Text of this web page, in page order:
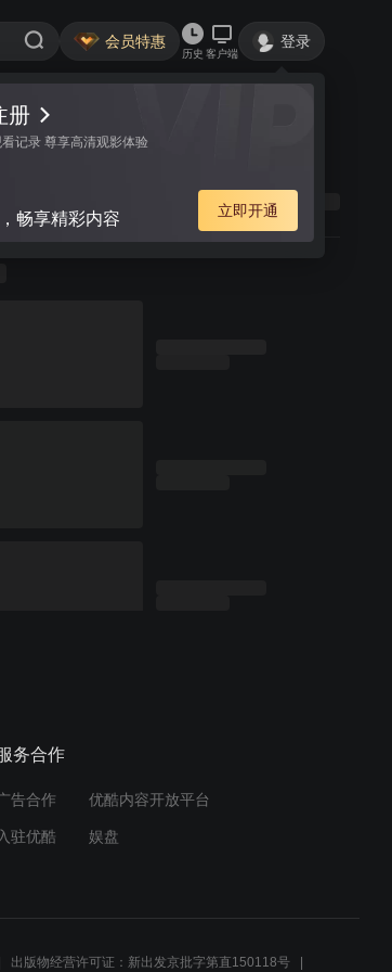
会员特惠
历史 客户端
登录
册
记录 尊享高清观影体验
畅享精彩内容 立即开通
务合作
告合作 优酷内容开放平台
入驻优酷 娱盘
出版物经营许可证：新出发京批字第直150118号